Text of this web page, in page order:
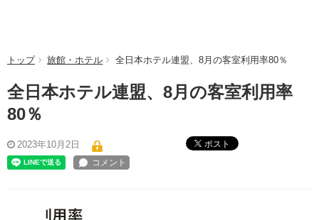
トップ 旅館・ホテル 全日本ホテル連盟、8月の客室利用率80％
全日本ホテル連盟、8月の客室利用率
80％
2023年10月2日 ポスト